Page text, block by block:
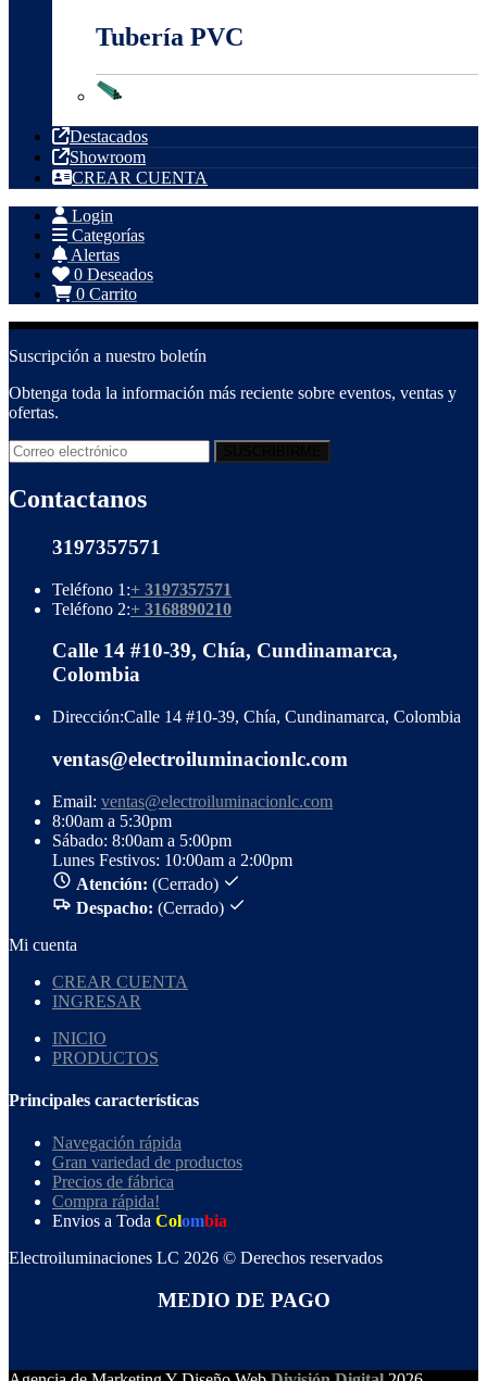
Tubería PVC
Destacados
Showroom
CREAR CUENTA
Login
Categorías
Alertas
0 Deseados
0 Carrito
Suscripción a nuestro boletín
Obtenga toda la información más reciente sobre eventos, ventas y
ofertas.
Contactanos
3197357571
Teléfono 1:+ 3197357571
Teléfono 2:+ 3168890210
Calle 14 #10-39, Chía, Cundinamarca,
Colombia
Dirección:Calle 14 #10-39, Chía, Cundinamarca, Colombia
ventas@electroiluminacionlc.com
Email: ventas@electroiluminacionlc.com
8:00am a 5:30pm
Sábado: 8:00am a 5:00pm
Lunes Festivos: 10:00am a 2:00pm
Atención: (Cerrado)
Despacho: (Cerrado)
Mi cuenta
CREAR CUENTA
INGRESAR
INICIO
PRODUCTOS
Principales características
Navegación rápida
Gran variedad de productos
Precios de fábrica
Compra rápida!
Envios a Toda Colombia
Electroiluminaciones LC 2026 © Derechos reservados
MEDIO DE PAGO